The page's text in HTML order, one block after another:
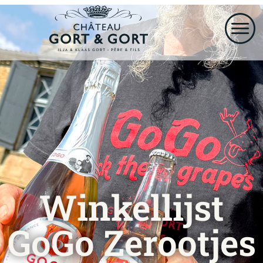
Winkellijst
GoGo Zerootjes